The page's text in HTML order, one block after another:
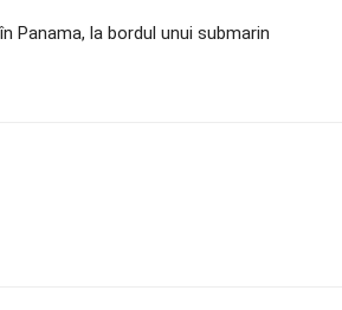
Panama, la bordul unui submarin